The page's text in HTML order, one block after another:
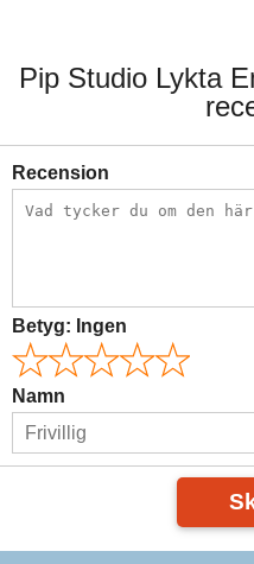
Pip Studio Lykta
Recension
Betyg: Ingen
Namn